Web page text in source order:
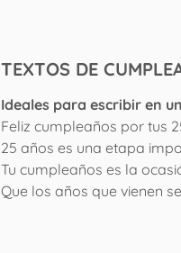
TEXTOS DE
Ideales para escribir en
Feliz cumpleaños por tus
25 años es una etapa
Tu cumpleaños es la
Que los años que vienen